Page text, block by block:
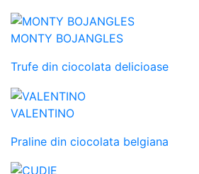
MONTY BOJANGLES
Trufe din ciocolata delicioase
VALENTINO
Praline din ciocolata belgiana